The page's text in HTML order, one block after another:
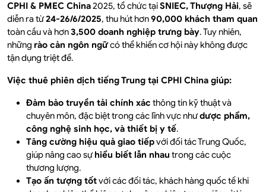
CPHI & PMEC China2025, tổ chức tạiSNIEC, Thượng Hải, sẽ
diễn ra từ24-26/6/2025, thu hút hơn90,000 khách tham quan
toàn cầu và hơn3,500 doanh nghiệp trưng bày. Tuy nhiên,
những rào cản ngôn ngữcó thể khiến cơ hội này không được
tận dụng triệt để.
Việc thuê phiên dịch tiếng Trung tại CPHI China giúp:
Đảm bảo truyền tải chính xác thông tin kỹ thuật và
chuyên môn, đặc biệt trong các lĩnh vực nhưdược phẩm,
công nghệ sinh học, và thiết bị y tế.
Tăng cường hiệu quả giao tiếpvới đối tác Trung Quốc,
giúp nâng cao sựhiểu biết lẫn nhau trong các cuộc
thương lượng.
Tạo ấn tượng tốtvới các đối tác, khách hàng quốc tế khi